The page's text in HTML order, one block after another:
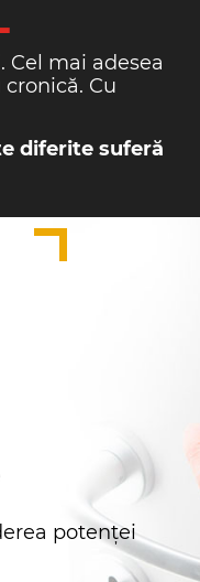
mai adesea
Cu
diferite suferă
potenței